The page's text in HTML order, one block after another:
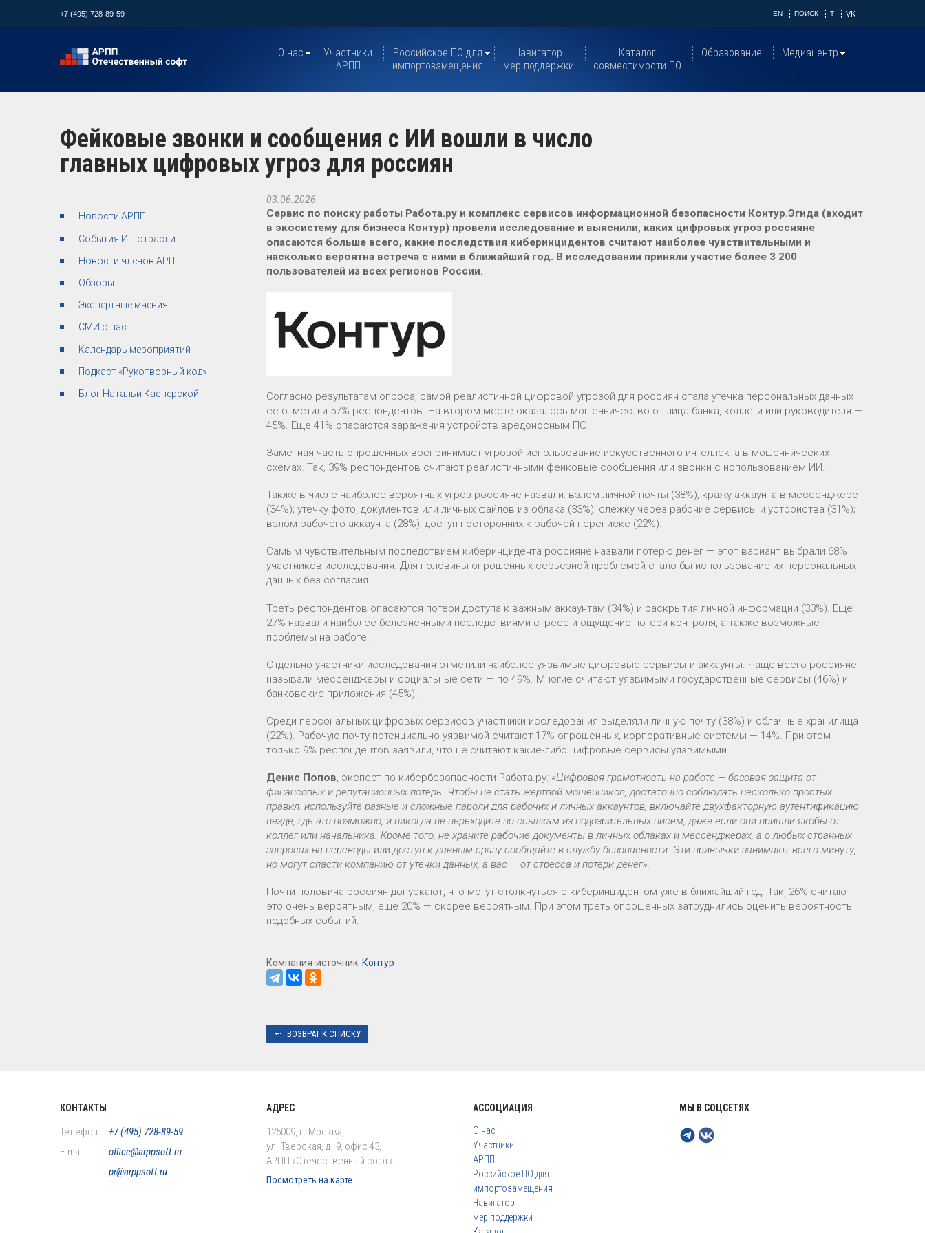
+7 (495) 728-89-59 EN ПОИСК T VK
О нас
Участники
АРПП
Российское ПО для
импортозамещения
Навигатор
мер поддержки
Каталог
совместимости ПО
Образование Медиацентр
Фейковые звонки и сообщения с ИИ вошли в число
главных цифровых угроз для россиян ​
Новости АРПП
События ИТ-отрасли
Новости членов АРПП
Обзоры
Экспертные мнения
СМИ о нас
Календарь мероприятий
Подкаст «Рукотворный код»
Блог Натальи Касперской
03.06.2026
Сервис по поиску работы Работа.ру и комплекс сервисов информационной безопасности Контур.Эгида (входит
в экосистему для бизнеса Контур) провели исследование и выяснили, каких цифровых угроз россияне
опасаются больше всего, какие последствия киберинцидентов считают наиболее чувствительными и
насколько вероятна встреча с ними в ближайший год. В исследовании приняли участие более 3 200
пользователей из всех регионов России.
Согласно результатам опроса, самой реалистичной цифровой угрозой для россиян стала утечка персональных данных —
ее отметили 57% респондентов. На втором месте оказалось мошенничество от лица банка, коллеги или руководителя —
45%. Еще 41% опасаются заражения устройств вредоносным ПО.
Заметная часть опрошенных воспринимает угрозой использование искусственного интеллекта в мошеннических
схемах. Так, 39% респондентов считают реалистичными фейковые сообщения или звонки с использованием ИИ.
Также в числе наиболее вероятных угроз россияне назвали: взлом личной почты (38%); кражу аккаунта в мессенджере
(34%); утечку фото, документов или личных файлов из облака (33%); слежку через рабочие сервисы и устройства (31%);
взлом рабочего аккаунта (28%); доступ посторонних к рабочей переписке (22%).
Самым чувствительным последствием киберинцидента россияне назвали потерю денег — этот вариант выбрали 68%
участников исследования. Для половины опрошенных серьезной проблемой стало бы использование их персональных
данных без согласия.
Треть респондентов опасаются потери доступа к важным аккаунтам (34%) и раскрытия личной информации (33%). Еще
27% назвали наиболее болезненными последствиями стресс и ощущение потери контроля, а также возможные
проблемы на работе.
Отдельно участники исследования отметили наиболее уязвимые цифровые сервисы и аккаунты. Чаще всего россияне
называли мессенджеры и социальные сети — по 49%. Многие считают уязвимыми государственные сервисы (46%) и
банковские приложения (45%).
Среди персональных цифровых сервисов участники исследования выделяли личную почту (38%) и облачные хранилища
(22%). Рабочую почту потенциально уязвимой считают 17% опрошенных, корпоративные системы — 14%. При этом
только 9% респондентов заявили, что не считают какие-либо цифровые сервисы уязвимыми.
Денис Попов, эксперт по кибербезопасности Работа.ру: «Цифровая грамотность на работе — базовая защита от
финансовых и репутационных потерь. Чтобы не стать жертвой мошенников, достаточно соблюдать несколько простых
правил: используйте разные и сложные пароли для рабочих и личных аккаунтов, включайте двухфакторную аутентификацию
везде, где это возможно, и никогда не переходите по ссылкам из подозрительных писем, даже если они пришли якобы от
коллег или начальника. Кроме того, не храните рабочие документы в личных облаках и мессенджерах, а о любых странных
запросах на переводы или доступ к данным сразу сообщайте в службу безопасности. Эти привычки занимают всего минуту,
но могут спасти компанию от утечки данных, а вас — от стресса и потери денег».
Почти половина россиян допускают, что могут столкнуться с киберинцидентом уже в ближайший год. Так, 26% считают
это очень вероятным, еще 20% — скорее вероятным. При этом треть опрошенных затруднились оценить вероятность
подобных событий.
Компания-источник: Контур
ВОЗВРАТ К СПИСКУ
КОНТАКТЫ
Телефон:
+7 (495) 728-89-59
E-mail:
office@arppsoft.ru
pr@arppsoft.ru
АДРЕС
125009, г. Москва,
ул. Тверская, д. 9, офис 43,
АРПП «Отечественный софт»
Посмотреть на карте
АССОЦИАЦИЯ
О нас
Участники
АРПП
Российское ПО для
импортозамещения
Навигатор
мер поддержки
МЫ В СОЦСЕТЯХ